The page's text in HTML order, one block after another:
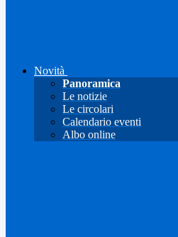
Novità
Panoramica
Le notizie
Le circolari
Calendario eventi
Albo online